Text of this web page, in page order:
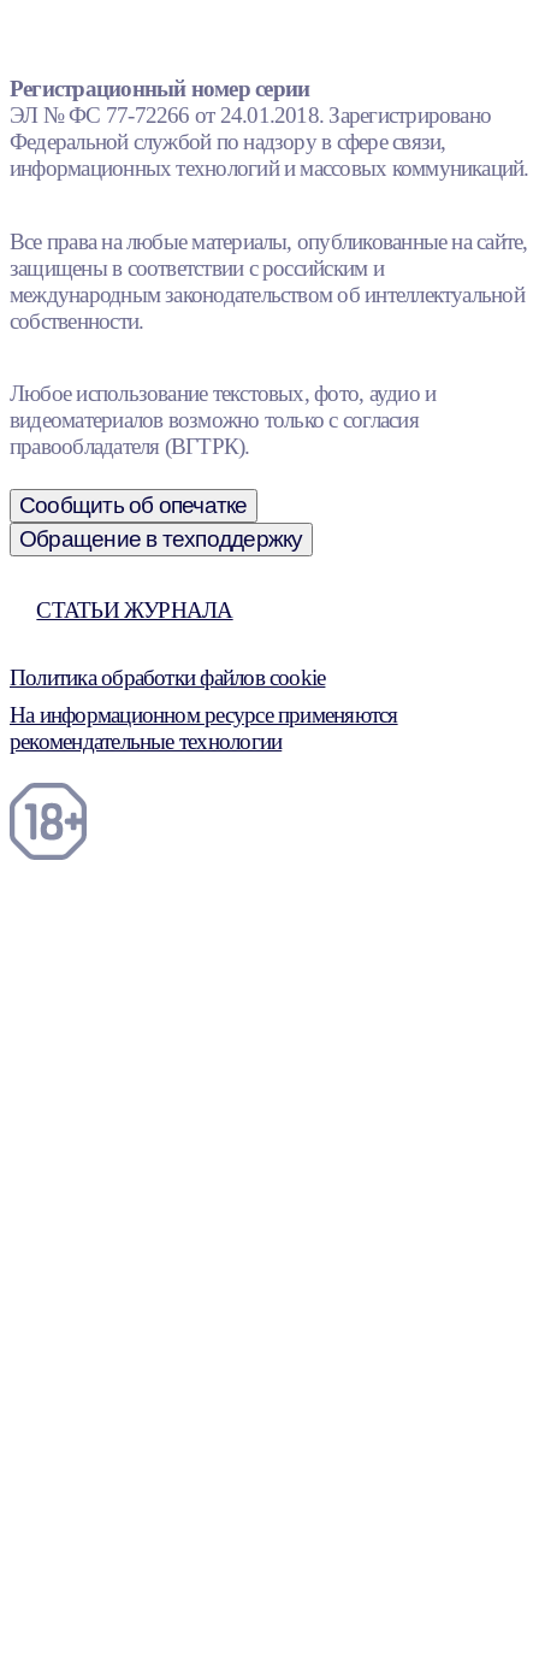
Регистрационный номер серии
ЭЛ № ФС 77-72266 от 24.01.2018. Зарегистрировано
Федеральной службой по надзору в сфере связи,
информационных технологий и массовых коммуникаций.
Все права на любые материалы, опубликованные на сайте,
защищены в соответствии с российским и
международным законодательством об интеллектуальной
собственности.
Любое использование текстовых, фото, аудио и
видеоматериалов возможно только с согласия
правообладателя (ВГТРК).
Сообщить об опечатке
Обращение в техподдержку
СТАТЬИ ЖУРНАЛА
Политика обработки файлов cookie
На информационном ресурсе применяются
рекомендательные технологии